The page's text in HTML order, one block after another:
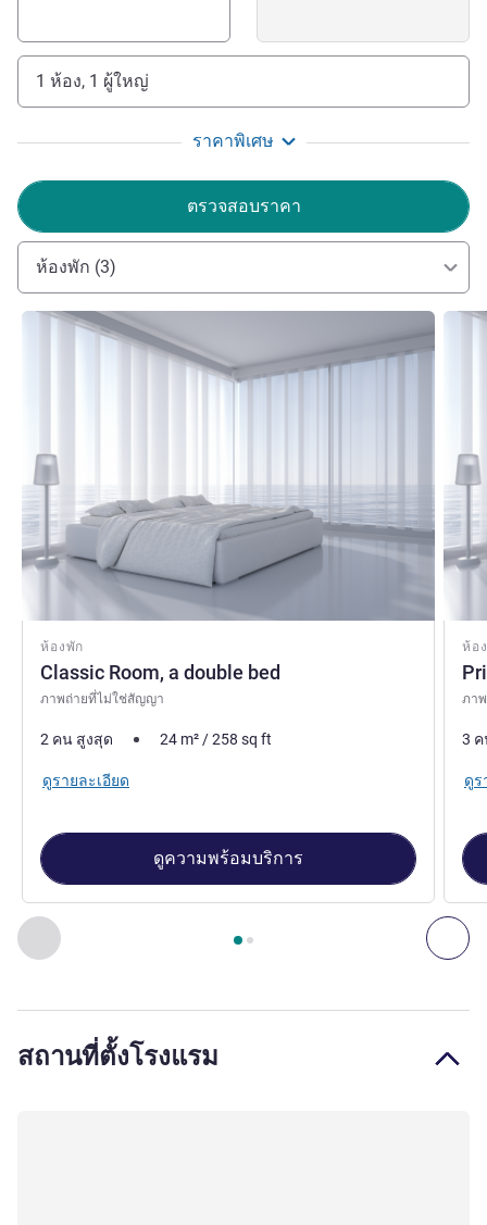
Text Web destination description in English
Text Web Hotelier messaging AH.com in English
Angela Pocca Angela Pocca ฝ่ายบริหารโรงแรม
1 ห้อง, 1 ผู้ใหญ่
ราคาพิเศษ
ตรวจสอบราคา
ห้องพัก (3)
ก่อนหน้า - ห้องพัก ถั
หน้า1 , ห้องพัก 1 : Classic Room, a double bed , ห้องพั
ห้องพัก
Classic Room, a double bed
ภาพถ่ายที่ไม่ใช่สัญญา
ดูรายละเอียด
2 คน สูงสุด 24 m²/258 sq ft
ดูรายละเอียด
ดูความพร้อมบริการ
ห้อ
ภา
ดูราย
3
ดูร
สถานที่ตั้งโรงแรม